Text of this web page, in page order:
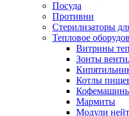
Посуда
Противни
Стерилизаторы
Тепловое
Витрины
Зонты
Котлы
Мармиты
Модули